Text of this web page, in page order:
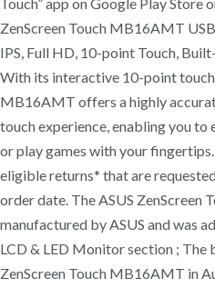
ZenScreen Touch MB16AMT
IPS, Full HD, 10-point Touch,
With its interactive 10-point touch
MB16AMT offers a highly
touch experience, enabling you to
or play games with your
eligible returns* that are
order date. The ASUS ZenScreen
manufactured by ASUS and was
LCD & LED Monitor section ; The
ZenScreen Touch MB16AMT in